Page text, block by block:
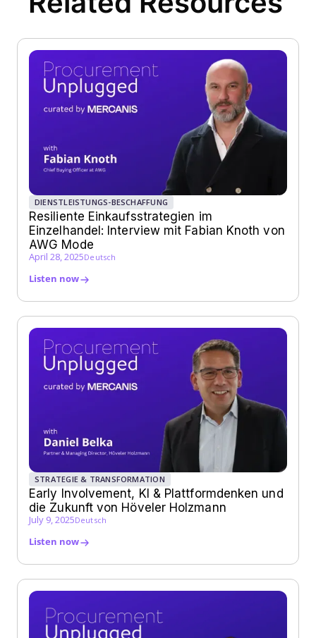
DIENSTLEISTUNGS-BESCHAFFUNG
Resiliente Einkaufsstrategien im
Einzelhandel: Interview mit Fabian Knoth von
AWG Mode
April 28, 2025Deutsch
Listen now
STRATEGIE & TRANSFORMATION
Early Involvement, KI & Plattformdenken und
die Zukunft von Höveler Holzmann
July 9, 2025Deutsch
Listen now